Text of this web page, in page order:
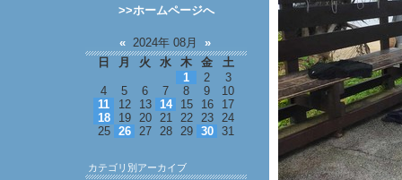
>>ホームページへ
« 2024年 08月 »
日
月 火 水 木 金
土
1
2
3
4
5 6 7 8 9
10
11
12 13 14 15 16
17
18
19 20 21 22 23
24
25
26 27 28 29 30 31
カテゴリ別アーカイブ